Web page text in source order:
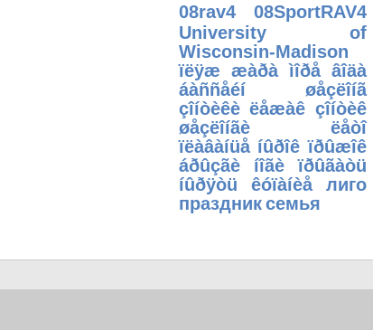
08rav4
08SportRAV4
University of
Wisconsin-Madison
ïëÿæ æàðà ìîðå âîäà
áàññåéí øåçëîíã
çîíòèêè ëåæàê çîíòèê
øåçëîíãè ëåòî
ïëàâàíüå íûðîê ïðûæîê
áðûçãè íîãè ïðûãàòü
íûðÿòü êóïàíèå лиго
праздниксемья